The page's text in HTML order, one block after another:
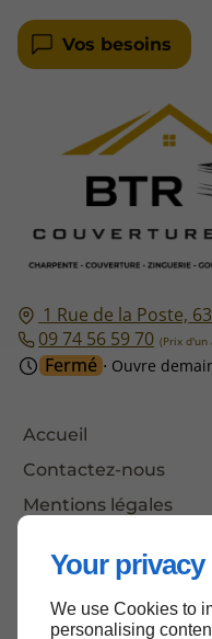
Your
We use Cookies to
personalising
1 Rue de la Poste,
09 74 56 59 70
Fermé ⋅ Ouvre
Accueil
Contactez-nous
Mentions légales
Vos besoins